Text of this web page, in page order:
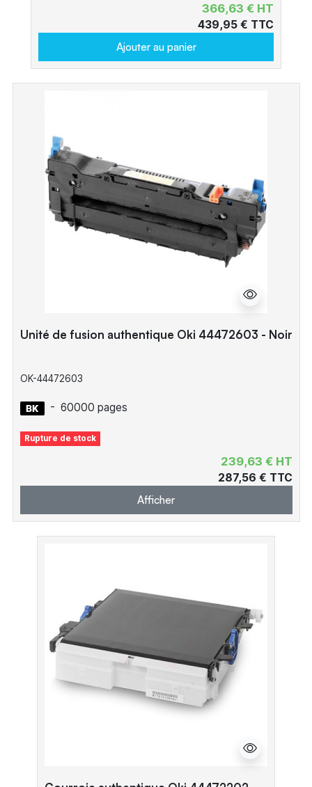
366,63 € HT
439,95 € TTC
Ajouter au panier
Unité de fusion authentique Oki 44472603 - Noir
OK-44472603
- 60000 pages
Rupture de stock
239,63 € HT
287,56 € TTC
Afficher